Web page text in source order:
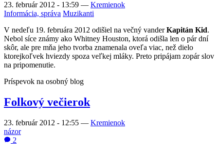
23. február 2012 - 13:59 — Kremienok
Informácia, správa Muzikanti
V nedeľu 19. februára 2012 odišiel na večný vanderKapitán Kid.
Nebol síce známy ako Whitney Houston, ktorá odišla len o pár dní
skôr, ale pre mňa jeho tvorba znamenala oveľa viac, než dielo
ktorejkoľvek hviezdy spoza veľkej mláky. Preto pripájam zopár slov
na pripomenutie.
Príspevok na osobný blog
Folkový večierok
23. február 2012 - 12:55 — Kremienok
názor
2